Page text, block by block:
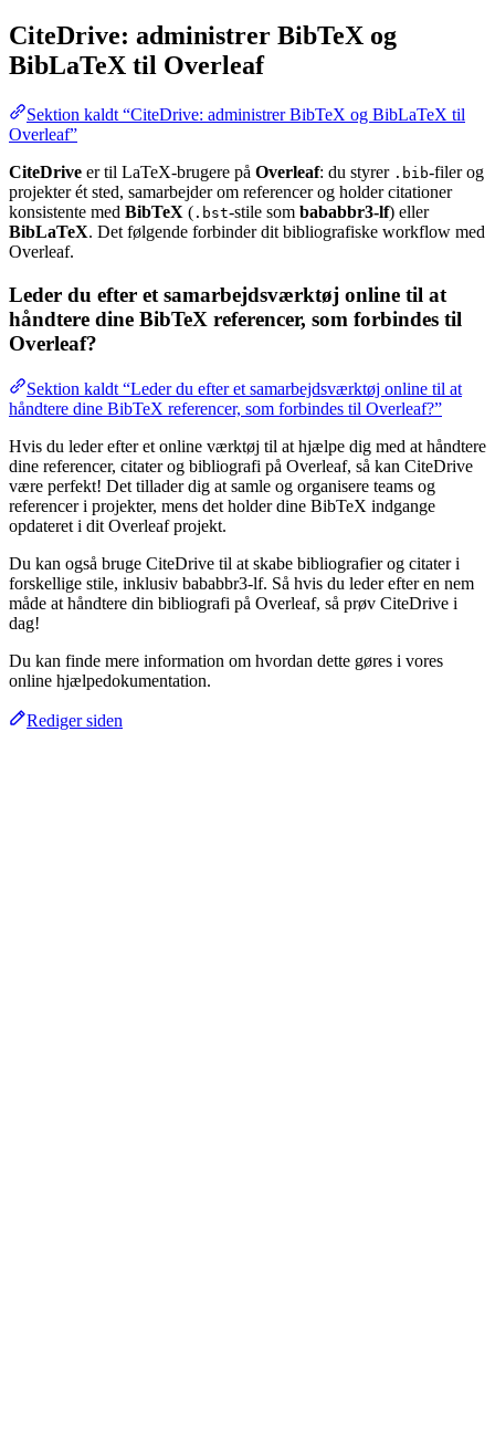
CiteDrive: administrer BibTeX og
BibLaTeX til Overleaf
Sektion kaldt “CiteDrive: administrer BibTeX og BibLaTeX til
Overleaf”
CiteDrive er til LaTeX-brugere på Overleaf: du styrer .bib-filer og
projekter ét sted, samarbejder om referencer og holder citationer
konsistente med BibTeX ( .bst-stile som bababbr3-lf) eller
BibLaTeX. Det følgende forbinder dit bibliografiske workflow med
Overleaf.
Leder du efter et samarbejdsværktøj online til at
håndtere dine BibTeX referencer, som forbindes til
Overleaf?
Sektion kaldt “Leder du efter et samarbejdsværktøj online til at
håndtere dine BibTeX referencer, som forbindes til Overleaf?”
Hvis du leder efter et online værktøj til at hjælpe dig med at håndtere
dine referencer, citater og bibliografi på Overleaf, så kan CiteDrive
være perfekt! Det tillader dig at samle og organisere teams og
referencer i projekter, mens det holder dine BibTeX indgange
opdateret i dit Overleaf projekt.
Du kan også bruge CiteDrive til at skabe bibliografier og citater i
forskellige stile, inklusiv bababbr3-lf. Så hvis du leder efter en nem
måde at håndtere din bibliografi på Overleaf, så prøv CiteDrive i
dag!
Du kan finde mere information om hvordan dette gøres i vores
online hjælpedokumentation.
Rediger siden